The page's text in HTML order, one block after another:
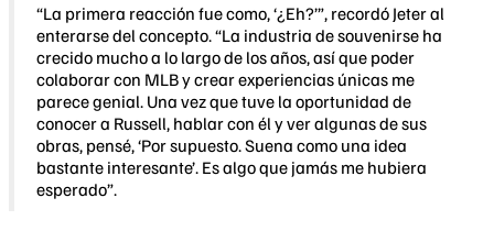
​“La primera reacción fue como, ‘¿Eh?’”, recordó Jeter al
enterarse del concepto. “La industria de souvenirse ha
crecido mucho a lo largo de los años, así que poder
colaborar con MLB y crear experiencias únicas me
parece genial. Una vez que tuve la oportunidad de
conocer a Russell, hablar con él y ver algunas de sus
obras, pensé, ‘Por supuesto. Suena como una idea
bastante interesante’. Es algo que jamás me hubiera
esperado”.